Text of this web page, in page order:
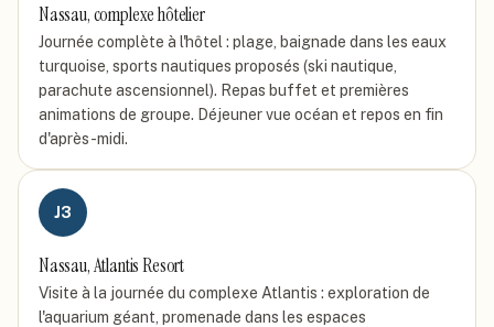
Nassau, complexe hôtelier
Journée complète à l'hôtel : plage, baignade dans les eaux
turquoise, sports nautiques proposés (ski nautique,
parachute ascensionnel). Repas buffet et premières
animations de groupe. Déjeuner vue océan et repos en fin
d'après-midi.
J3
Nassau, Atlantis Resort
Visite à la journée du complexe Atlantis : exploration de
l'aquarium géant, promenade dans les espaces